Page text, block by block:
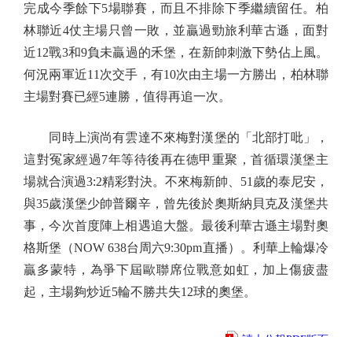
完成今季餘下5場聯賽，而且不排除下季繼續留任。柏
林聯近4仗主場只曾一敗，並贏過勁旅利華古遜，面對
近12戰3和9負未贏過的禾堡，在新帥刺激下勢佔上風。
何況兩軍近11次交手，有10次由主場一方勝出，柏林聯
主場對賽已經5連勝，值得再追一次。
同時上演尚有雲達不來梅對漢堡的「北部打吡」，
這對冤家經過7年等待後再在德甲重聚，首循環漢堡主
場就合演過3:2精彩對決。不來梅新帥、51歲的泰尼安，
與35歲漢堡少帥普爾辛，曾先後於奧斯納貝克及漢堡共
事，今次首度陣上相遇追大盤。最後利華古遜主場對奧
格斯堡（NOW 638台周六9:30pm直播）。利華上輪爆冷
贏多蒙特，為爭下屆歐聯席位戰意如虹，加上傷疲盡
起，主場夠炒近5輪不勝共失12球的奧堡。